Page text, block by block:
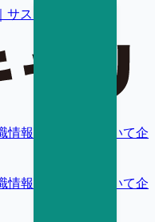
スキャリ
情報 転職支援について企
情報 転職支援について企